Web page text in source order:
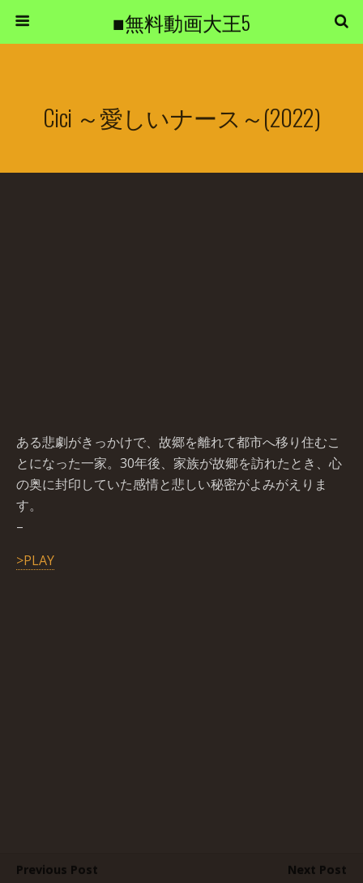
■無料動画大王5
Cici ～愛しいナース～(2022)
ある悲劇がきっかけで、故郷を離れて都市へ移り住むこ
とになった一家。30年後、家族が故郷を訪れたとき、心
の奥に封印していた感情と悲しい秘密がよみがえりま
す。
–
>PLAY
Previous Post
Next Post